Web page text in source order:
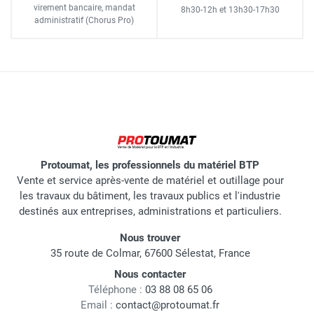
virement bancaire, mandat
administratif (Chorus Pro)
8h30-12h et 13h30-17h30
Protoumat, les professionnels du matériel BTP
Vente et service après-vente de matériel et outillage pour
les travaux du bâtiment, les travaux publics et l'industrie
destinés aux entreprises, administrations et particuliers.
Nous trouver
35 route de Colmar, 67600 Sélestat, France
Nous contacter
Téléphone : 03 88 08 65 06
Email : contact@protoumat.fr